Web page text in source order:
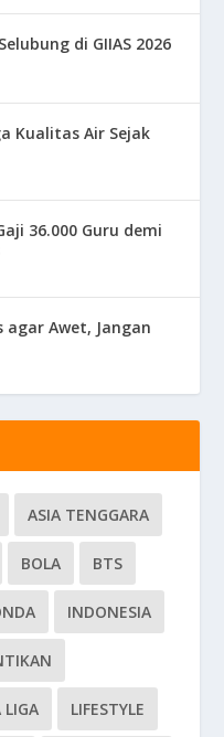
di GIIAS 2026
Kualitas Air Sejak
36.000 Guru demi
agar Awet, Jangan
ASIA TENGGARA
BOLA BTS
INDONESIA
LIGA LIFESTYLE